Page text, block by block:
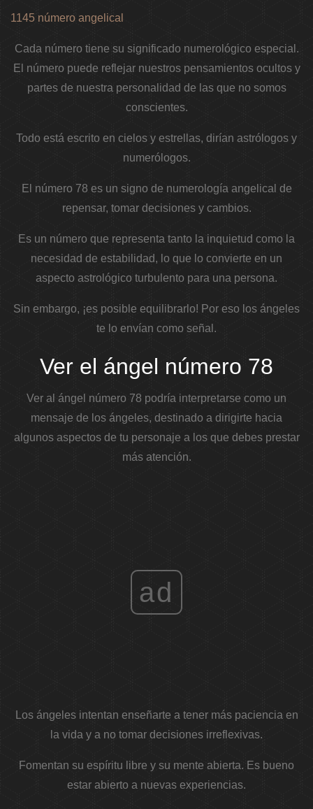
1145 número angelical
Cada número tiene su significado numerológico especial.
El número puede reflejar nuestros pensamientos ocultos y
partes de nuestra personalidad de las que no somos
conscientes.
Todo está escrito en cielos y estrellas, dirían astrólogos y
numerólogos.
El número 78 es un signo de numerología angelical de
repensar, tomar decisiones y cambios.
Es un número que representa tanto la inquietud como la
necesidad de estabilidad, lo que lo convierte en un
aspecto astrológico turbulento para una persona.
Sin embargo, ¡es posible equilibrarlo! Por eso los ángeles
te lo envían como señal.
Ver el ángel número 78
Ver al ángel número 78 podría interpretarse como un
mensaje de los ángeles, destinado a dirigirte hacia
algunos aspectos de tu personaje a los que debes prestar
más atención.
ad
Los ángeles intentan enseñarte a tener más paciencia en
la vida y a no tomar decisiones irreflexivas.
Fomentan su espíritu libre y su mente abierta. Es bueno
estar abierto a nuevas experiencias.